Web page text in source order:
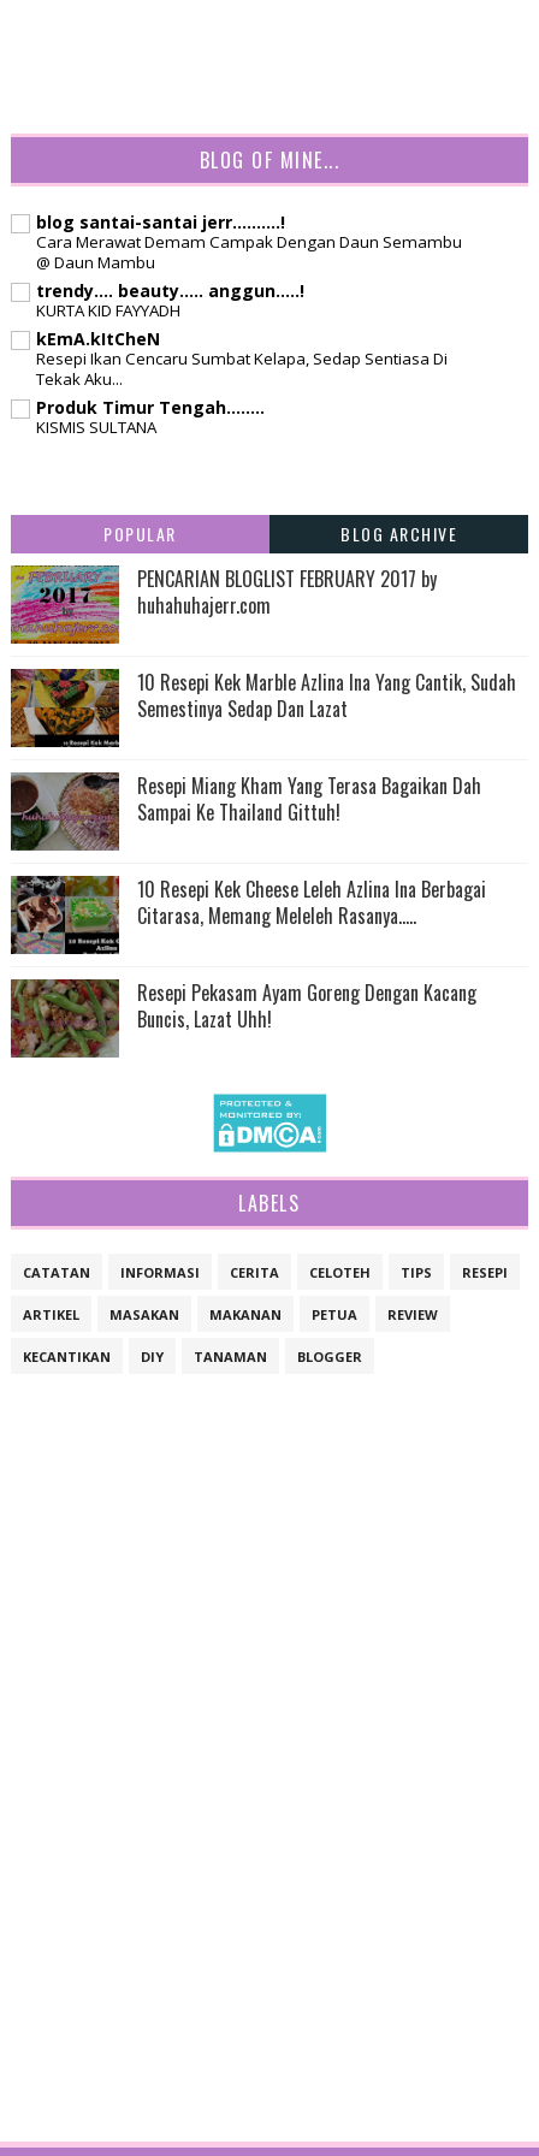
BLOG OF MINE...
blog santai-santai jerr..........!
Cara Merawat Demam Campak Dengan Daun Semambu
@ Daun Mambu
trendy.... beauty..... anggun.....!
KURTA KID FAYYADH
kEmA.kItCheN
Resepi Ikan Cencaru Sumbat Kelapa, Sedap Sentiasa Di
Tekak Aku...
Produk Timur Tengah........
KISMIS SULTANA
POPULAR BLOG ARCHIVE
PENCARIAN BLOGLIST FEBRUARY 2017 by
huhahuhajerr.com
10 Resepi Kek Marble Azlina Ina Yang Cantik, Sudah
Semestinya Sedap Dan Lazat
Resepi Miang Kham Yang Terasa Bagaikan Dah
Sampai Ke Thailand Gittuh!
10 Resepi Kek Cheese Leleh Azlina Ina Berbagai
Citarasa, Memang Meleleh Rasanya.....
Resepi Pekasam Ayam Goreng Dengan Kacang
Buncis, Lazat Uhh!
LABELS
CATATAN INFORMASI CERITA CELOTEH TIPS RESEPI
ARTIKEL MASAKAN MAKANAN PETUA REVIEW
KECANTIKAN DIY TANAMAN BLOGGER